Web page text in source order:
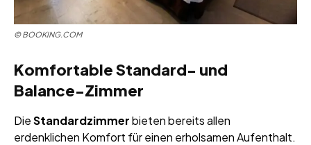
© BOOKING.COM
Komfortable Standard- und
Balance-Zimmer
DieStandardzimmerbieten bereits allen
erdenklichen Komfort für einen erholsamen Aufenthalt.